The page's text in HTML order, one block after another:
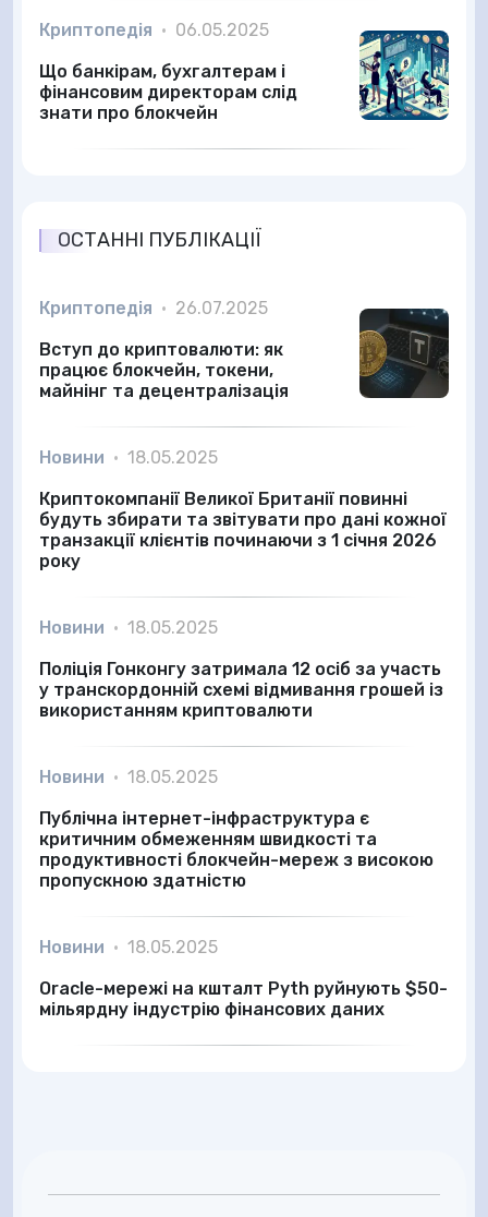
Криптопедія • 06.05.2025
Що банкірам, бухгалтерам і
фінансовим директорам слід
знати про блокчейн
ОСТАННІ ПУБЛІКАЦІЇ
Криптопедія • 26.07.2025
Вступ до криптовалюти: як
працює блокчейн, токени,
майнінг та децентралізація
Новини • 18.05.2025
Криптокомпанії Великої Британії повинні
будуть збирати та звітувати про дані кожної
транзакції клієнтів починаючи з 1 січня 2026
року
Новини • 18.05.2025
Поліція Гонконгу затримала 12 осіб за участь
у транскордонній схемі відмивання грошей із
використанням криптовалюти
Новини • 18.05.2025
Публічна інтернет-інфраструктура є
критичним обмеженням швидкості та
продуктивності блокчейн-мереж з високою
пропускною здатністю
Новини • 18.05.2025
Oracle-мережі на кшталт Pyth руйнують $50-
мільярдну індустрію фінансових даних